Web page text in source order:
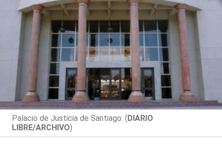
Palacio de Justicia de Santiago. (DIARIO
LIBRE/ARCHIVO)